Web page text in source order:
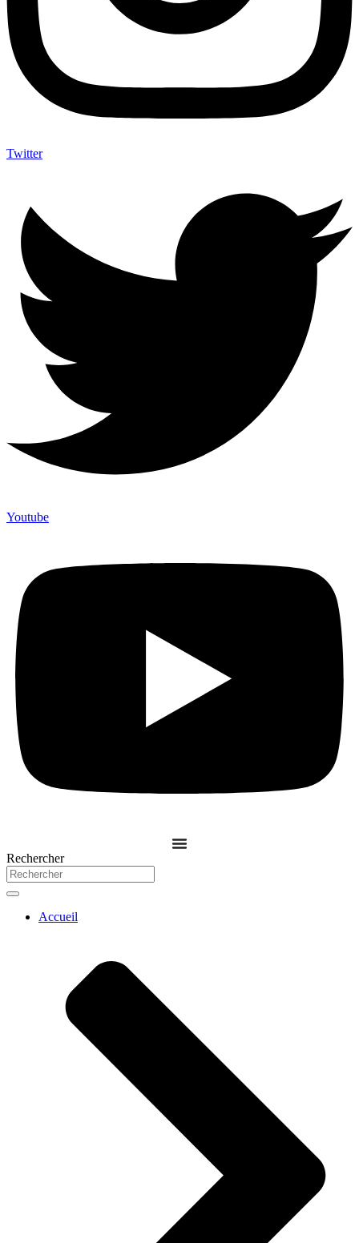
Twitter
Youtube
Rechercher
Accueil